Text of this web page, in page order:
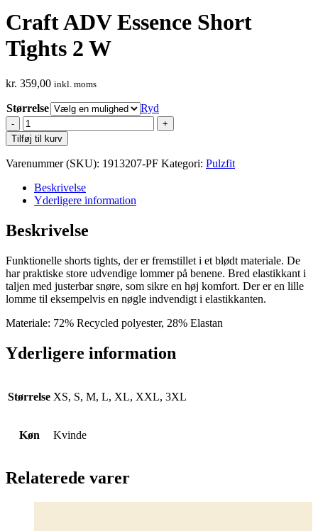
Craft ADV Essence Short
Tights 2 W
kr. 359,00 inkl. moms
Størrelse
Ryd
Craft
ADV
Essence
Short
2
W
Tilføj til kurv
Varenummer (SKU): 1913207-PF Kategori: Pulzfit
Beskrivelse
Yderligere information
Beskrivelse
Funktionelle shorts tights, der er fremstillet i et blødt materiale. De
har praktiske store udvendige lommer på benene. Bred elastikkant i
taljen med justerbar snøre, som sikre en høj komfort. Der er en lille
lomme til eksempelvis en nøgle indvendigt i elastikkanten.
Materiale: 72% Recycled polyester, 28% Elastan
Yderligere information
Størrelse XS, S, M, L, XL, XXL, 3XL
Køn Kvinde
Relaterede varer